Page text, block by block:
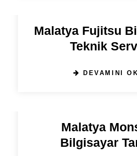
Malatya Fujitsu
Teknik
DEVAMINI
Malatya
Bilgisayar